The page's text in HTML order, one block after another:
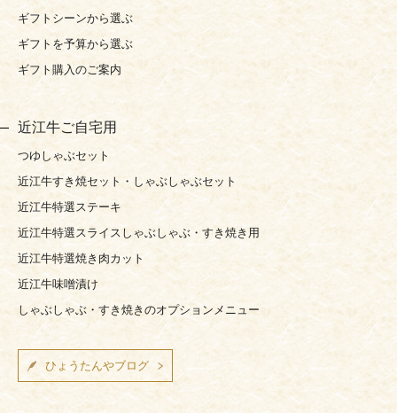
ギフトシーンから選ぶ
ギフトを予算から選ぶ
ギフト購入のご案内
近江牛ご自宅用
つゆしゃぶセット
近江牛すき焼セット・しゃぶしゃぶセット
近江牛特選ステーキ
近江牛特選スライスしゃぶしゃぶ・すき焼き用
近江牛特選焼き肉カット
近江牛味噌漬け
しゃぶしゃぶ・すき焼きのオプションメニュー
ひょうたんやブログ